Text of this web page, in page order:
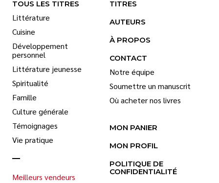
TOUS LES TITRES
Littérature
Cuisine
Développement
personnel
Littérature jeunesse
Spiritualité
Famille
Culture générale
Témoignages
Vie pratique
Meilleurs vendeurs
TITRES
AUTEURS
À PROPOS
CONTACT
Notre équipe
Soumettre un manuscrit
Où acheter nos livres
MON PANIER
MON PROFIL
POLITIQUE DE
CONFIDENTIALITÉ